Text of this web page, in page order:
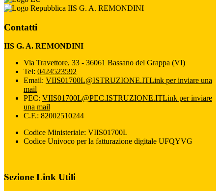
IIS G. A. REMONDINI
Contatti
IIS G. A. REMONDINI
Via Travettore, 33 - 36061 Bassano del Grappa (VI)
Tel: 0424523592
Email: VIIS01700L@ISTRUZIONE.ITLink per inviare una
mail
PEC: VIIS01700L@PEC.ISTRUZIONE.ITLink per inviare
una mail
C.F.: 82002510244
Codice Ministeriale: VIIS01700L
Codice Univoco per la fatturazione digitale UFQYVG
Sezione Link Utili